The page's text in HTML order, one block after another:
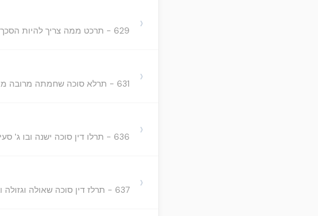
629 - תרכט ממה צריך להיות הסכך ובו ל"ג סעיפים ›
631 - תרלא סוכה שחמתה מרובה מצלתה ויתר דיני הסכך ובו י"ב סעיפים ›
636 - תרלו דין סוכה ישנה ובו ג' סעיפים ›
637 - תרלז דין סוכה שאולה וגזולה ובו י"ב סעיפים ›